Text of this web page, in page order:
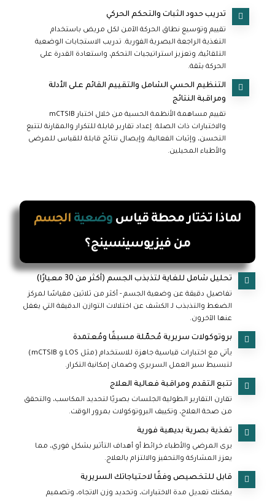
تدريب حدود الثبات والتحكم الحركي
تقييم وتوسيع نطاق الحركة الآمن لكل مريض باستخدام
التغذية الراجعة البصرية الفورية. تدريب الاستجابات الوضعية
التلقائية، وتعزيز استراتيجيات التحكم، واستعادة القدرة على
الحركة بثقة.
التنظيم الحسي الشامل والتقييم القائم على الأدلة
ومراقبة النتائج
تقييم مساهمة الأنظمة الحسية من خلال اختبار mCTSIB
والاختبارات ذات الصلة. إعداد تقارير قابلة للتكرار والمقارنة لتتبع
التحسن، وإثبات الفعالية، وإيصال نتائج قابلة للقياس للمرضى
والأطباء المحيلين.
لماذا تختار محطة قياس وضعية الجسم
من فيزيوسينسينج؟
تحليل شامل للغاية لتذبذب الجسم (أكثر من 30 معيارًا)
تفاصيل دقيقة عن وضعية الجسم - أكثر من ثلاثين مقياسًا لمركز
الضغط والتذبذب لـ الكشف عن اختلالات التوازن الدقيقة التي يغفل
عنها الآخرون.
بروتوكولات سريرية مُحمّلة مسبقًا ومُعتمدة
يأتي مع اختبارات قياسية جاهزة للاستخدام (مثل LOS و mCTSIB)
لتبسيط سير العمل السريري وضمان إمكانية التكرار.
تتبع التقدم ومراقبة فعالية العلاج
تقارن التقارير الطولية الجلسات بصريًا لتحديد المكاسب، والتحقق
من صحة العلاج، وتكييف البروتوكولات بمرور الوقت.
تغذية بصرية بديهية فورية
يرى المرضى والأطباء خرائط أو أهداف التأثير بشكل فوري، مما
يعزز المشاركة والتحفيز والالتزام بالعلاج.
قابل للتخصيص وفقًا لاحتياجاتك السريرية
يمكنك تعديل مدة الاختبارات، وتحديد وزن الاتجاه، وتصميم